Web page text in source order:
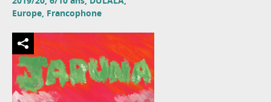
Europe, Francophone